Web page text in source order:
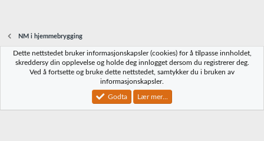
NM i hjemmebrygging
Norbrygg-default
Vilkår og regler Personvernregler
Community platform by XenForo® © 2010-2023 XenForo Ltd.
Dette nettstedet bruker informasjonskapsler (cookies) for å tilpasse innholdet,
skreddersy din opplevelse og holde deg innlogget dersom du registrerer deg.
Ved å fortsette og bruke dette nettstedet, samtykker du i bruken av
informasjonskapsler.
Godta Lær mer...